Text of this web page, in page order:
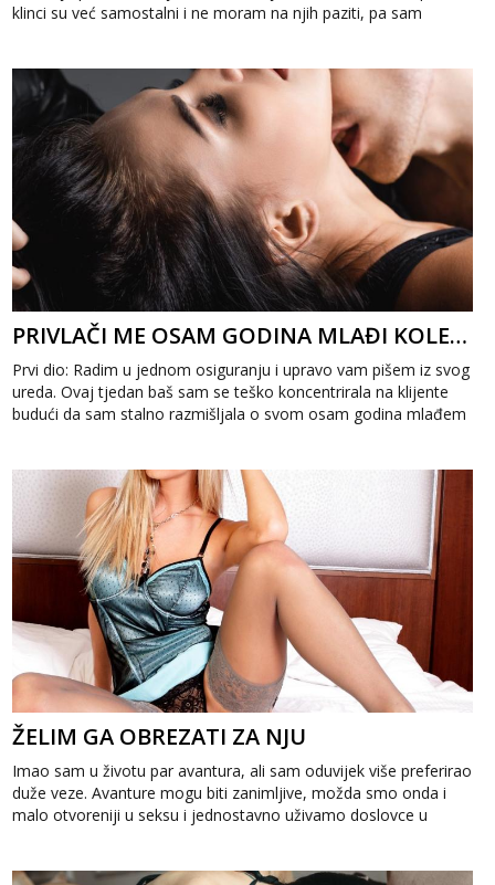
klinci su već samostalni i ne moram na njih paziti, pa sam
PRIVLAČI ME OSAM GODINA MLAĐI KOLEGA 1
Prvi dio: Radim u jednom osiguranju i upravo vam pišem iz svog
ureda. Ovaj tjedan baš sam se teško koncentrirala na klijente
budući da sam stalno razmišljala o svom osam godina mlađem
ŽELIM GA OBREZATI ZA NJU
Imao sam u životu par avantura, ali sam oduvijek više preferirao
duže veze. Avanture mogu biti zanimljive, možda smo onda i
malo otvoreniji u seksu i jednostavno uživamo doslovce u